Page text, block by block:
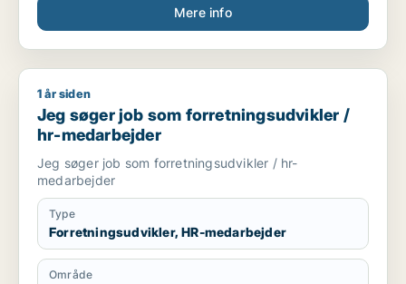
Mere info
Jeg søger job som forretningsudvikler / hr-medarbejder
1 år siden
Jeg søger job som forretningsudvikler /
hr-medarbejder
Jeg søger job som forretningsudvikler / hr-
medarbejder
Type
Forretningsudvikler, HR-medarbejder
Område